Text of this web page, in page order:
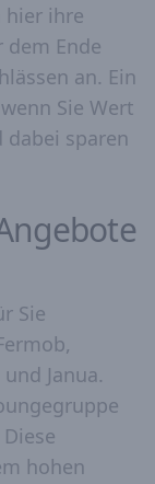
hier ihre
Ende
an. Ein
Sie Wert
sparen
Sie
Janua.
hohen